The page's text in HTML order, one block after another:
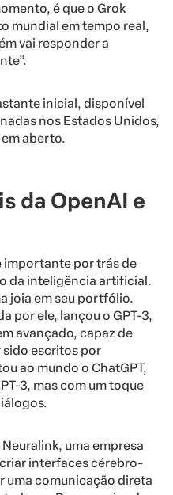
é que o Grok
mundial em tempo real,
vai responder a
inicial, disponível
nos Estados Unidos,
aberto.
da OpenAI e
importante por trás de
da inteligência artificial.
joia em seu portfólio.
por ele, lançou o GPT-3,
avançado, capaz de
sido escritos por
ao mundo o ChatGPT,
3, mas com um toque
uma empresa
interfaces cérebro-
uma comunicação direta